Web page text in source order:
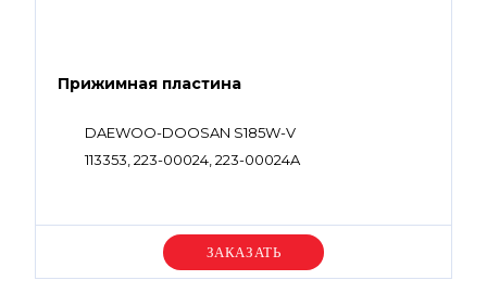
Прижимная пластина
DAEWOO-DOOSAN S185W-V
113353, 223-00024, 223-00024A
Уточняйте цену